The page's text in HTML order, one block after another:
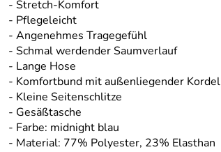
- Stretch-Komfort
- Pflegeleicht
- Angenehmes Tragegefühl
- Schmal werdender Saumverlauf
- Lange Hose
- Komfortbund mit außenliegender Kordel
- Kleine Seitenschlitze
- Gesäßtasche
- Farbe: midnight blau
- Material: 77% Polyester, 23% Elasthan